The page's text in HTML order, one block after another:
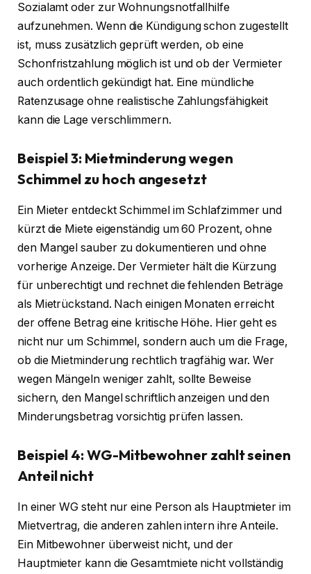
Sozialamt oder zur Wohnungsnotfallhilfe
aufzunehmen. Wenn die Kündigung schon zugestellt
ist, muss zusätzlich geprüft werden, ob eine
Schonfristzahlung möglich ist und ob der Vermieter
auch ordentlich gekündigt hat. Eine mündliche
Ratenzusage ohne realistische Zahlungsfähigkeit
kann die Lage verschlimmern.
Beispiel 3: Mietminderung wegen
Schimmel zu hoch angesetzt
Ein Mieter entdeckt Schimmel im Schlafzimmer und
kürzt die Miete eigenständig um 60 Prozent, ohne
den Mangel sauber zu dokumentieren und ohne
vorherige Anzeige. Der Vermieter hält die Kürzung
für unberechtigt und rechnet die fehlenden Beträge
als Mietrückstand. Nach einigen Monaten erreicht
der offene Betrag eine kritische Höhe. Hier geht es
nicht nur um Schimmel, sondern auch um die Frage,
ob die Mietminderung rechtlich tragfähig war. Wer
wegen Mängeln weniger zahlt, sollte Beweise
sichern, den Mangel schriftlich anzeigen und den
Minderungsbetrag vorsichtig prüfen lassen.
Beispiel 4: WG-Mitbewohner zahlt seinen
Anteil nicht
In einer WG steht nur eine Person als Hauptmieter im
Mietvertrag, die anderen zahlen intern ihre Anteile.
Ein Mitbewohner überweist nicht, und der
Hauptmieter kann die Gesamtmiete nicht vollständig